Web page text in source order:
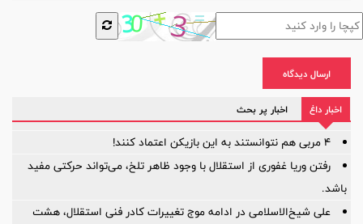
ارسال دیدگاه
اخبار داغ اخبار پر بحث
۴ مربی هم نتوانستند به این بازیکن اعتماد کنند!
رفتن وریا غفوری از استقلال با وجود ظاهر تلخ، می‌تواند حرکتی مفید
باشد.
علی شیخ‌الاسلامی در ادامه موج تغییرات کادر فنی استقلال، هشت